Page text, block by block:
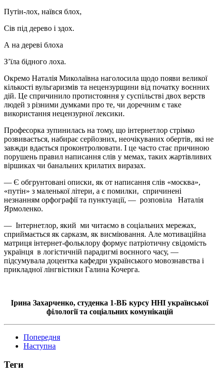
Путін-лох, наївся блох,
Сів під дерево і здох.
А на дереві блоха
З’їла бідного лоха.
Окремо Наталія Миколаївна наголосила щодо появи великої
кількості вульгаризмів та нецензурщини від початку воєнних
дій. Це спричинило протистояння у суспільстві двох верств
людей з різними думками про те, чи доречним є таке
використання нецензурної лексики.
Професорка зупинилась на тому, що інтернетлор стрімко
розвивається, набирає серйозних, неочікуваних обертів, які не
завжди вдається проконтролювати. І це часто стає причиною
порушень правил написання слів у мемах, таких жартівливих
віршиках чи банальних крилатих виразах.
— Є обгрунтовані описки, як от написання слів «москва»,
«путін» з маленької літери, а є помилки, спричинені
незнанням орфографії та пунктуації, — розповіла Наталія
Ярмоленко.
— Інтернетлор, який ми читаємо в соціальних мережах,
сприймається як сарказм, як висміювання. Але мотиваційна
матриця інтернет-фольклору формує патріотичну свідомість
українця в логістичній парадигмі воєнного часу, —
підсумувала доцентка кафедри українського мовознавства і
прикладної лінгвістики Галина Кочерга.
Ірина Захарченко, студенка 1-ВБ курсу ННІ української
філології та соціальних комунікацій
Попередня
Наступна
Теги